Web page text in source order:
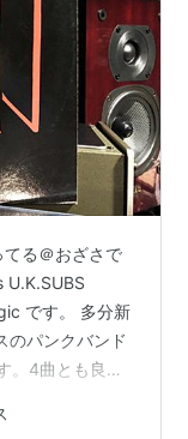
る＠おざさで
U.K.SUBS
です。 多分新
のパンクバンド
。4曲とも良い
ないようで